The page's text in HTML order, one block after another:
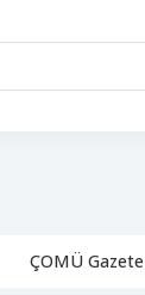
ÇOMÜ Gazete